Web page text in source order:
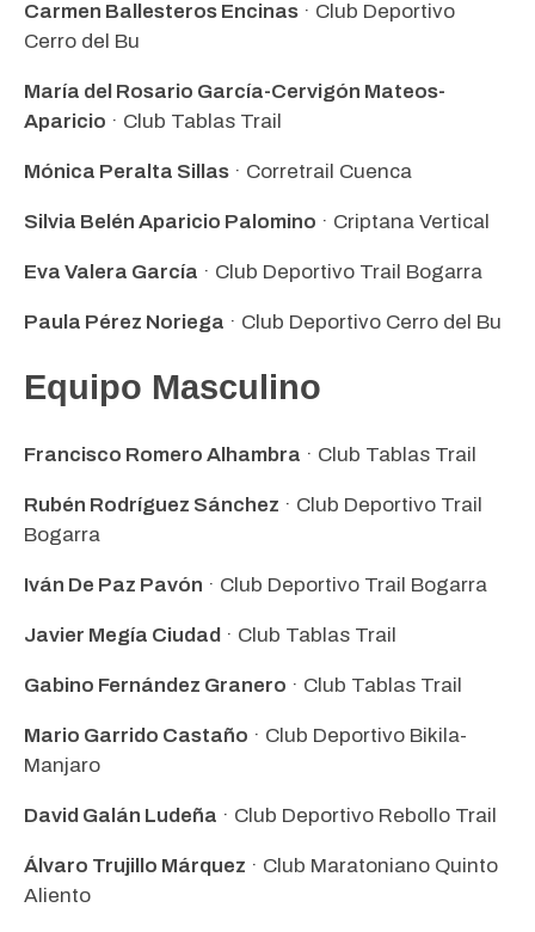
Carmen Ballesteros Encinas · Club Deportivo
Cerro del Bu
María del Rosario García-Cervigón Mateos-
Aparicio · Club Tablas Trail
Mónica Peralta Sillas · Corretrail Cuenca
Silvia Belén Aparicio Palomino · Criptana Vertical
Eva Valera García · Club Deportivo Trail Bogarra
Paula Pérez Noriega · Club Deportivo Cerro del Bu
Equipo Masculino
Francisco Romero Alhambra · Club Tablas Trail
Rubén Rodríguez Sánchez · Club Deportivo Trail
Bogarra
Iván De Paz Pavón · Club Deportivo Trail Bogarra
Javier Megía Ciudad · Club Tablas Trail
Gabino Fernández Granero · Club Tablas Trail
Mario Garrido Castaño · Club Deportivo Bikila-
Manjaro
David Galán Ludeña · Club Deportivo Rebollo Trail
Álvaro Trujillo Márquez · Club Maratoniano Quinto
Aliento